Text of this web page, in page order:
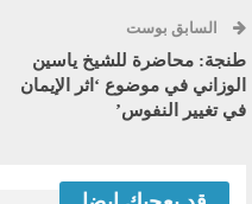
السابق بوست
طنجة: محاضرة للشيخ ياسين
الوزاني في موضوع ‘اثر الإيمان
في تغيير النفوس’